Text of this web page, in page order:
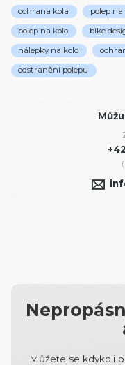
ochrana kola polep na
polep na kolo bike
nálepky na kolo
odstranění polepu
Můžete se kdykoli